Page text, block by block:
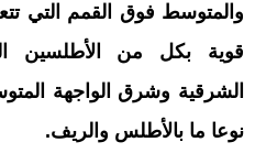
قوية بكل من الأطلسين
الشرقية وشرق الواجهة
نوعا ما بالأطلس والريف.